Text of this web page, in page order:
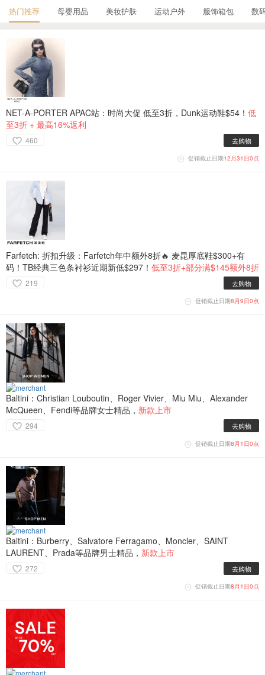
热门推荐 母婴用品 美妆护肤 运动户外 服饰箱包 数
NET-A-PORTER APAC站：时尚大促 低至3折，Dunk运动鞋$54！ 低
至3折 + 最高16%返利
460 去购物
促销截止日期12月31日0点
Farfetch: 折扣升级：Farfetch年中额外8折🔥 麦昆厚底鞋$300+有
码！TB经典三色条衬衫近期新低$297！ 低至3折+部分满$145额外8折
219 去购物
促销截止日期8月9日0点
Baltini：Christian Louboutin、Roger Vivier、Miu Miu、Alexander
McQueen、Fendi等品牌女士精品， 新款上市
294 去购物
促销截止日期8月1日0点
Baltini：Burberry、Salvatore Ferragamo、Moncler、SAINT
LAURENT、Prada等品牌男士精品， 新款上市
272 去购物
促销截止日期8月1日0点